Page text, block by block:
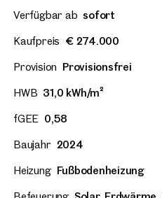
Verfügbar ab sofort
Kaufpreis € 274.000
Provision Provisionsfrei
HWB 31,0 kWh/m²
fGEE 0,58
Baujahr 2024
Heizung Fußbodenheizung